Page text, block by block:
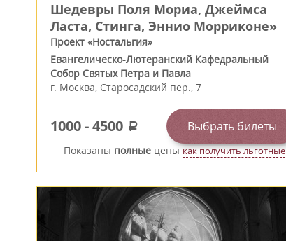
Шедевры Поля Мориа, Джеймса
Ласта, Стинга, Эннио Морриконе»
Проект «Ностальгия»
Евангелическо-Лютеранский Кафедральный
Собор Святых Петра и Павла
г. Москва, Старосадский пер., 7
1000-4500 a Выбрать билеты
Показаны полныеценыкак получить льготные